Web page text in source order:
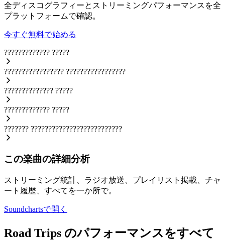
全ディスコグラフィーとストリーミングパフォーマンスを全
プラットフォームで確認。
今すぐ無料で始める
????????????? ?????
????????????????? ?????????????????
?????????????? ?????
????????????? ?????
??????? ??????????????????????????
この楽曲の詳細分析
ストリーミング統計、ラジオ放送、プレイリスト掲載、チャ
ート履歴、すべてを一か所で。
Soundchartsで開く
Road Trips のパフォーマンスをすべて